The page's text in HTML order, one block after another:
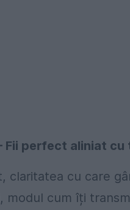
Fii perfect aliniat cu
claritatea cu care
modul cum îți